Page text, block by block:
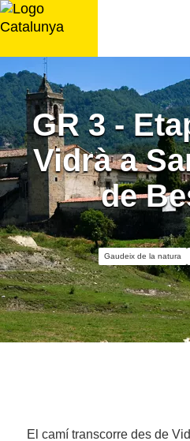
Saltar
al
GR 3 -
Vidrà a
de
Gaudeix de la natura
El camí transcorre des de